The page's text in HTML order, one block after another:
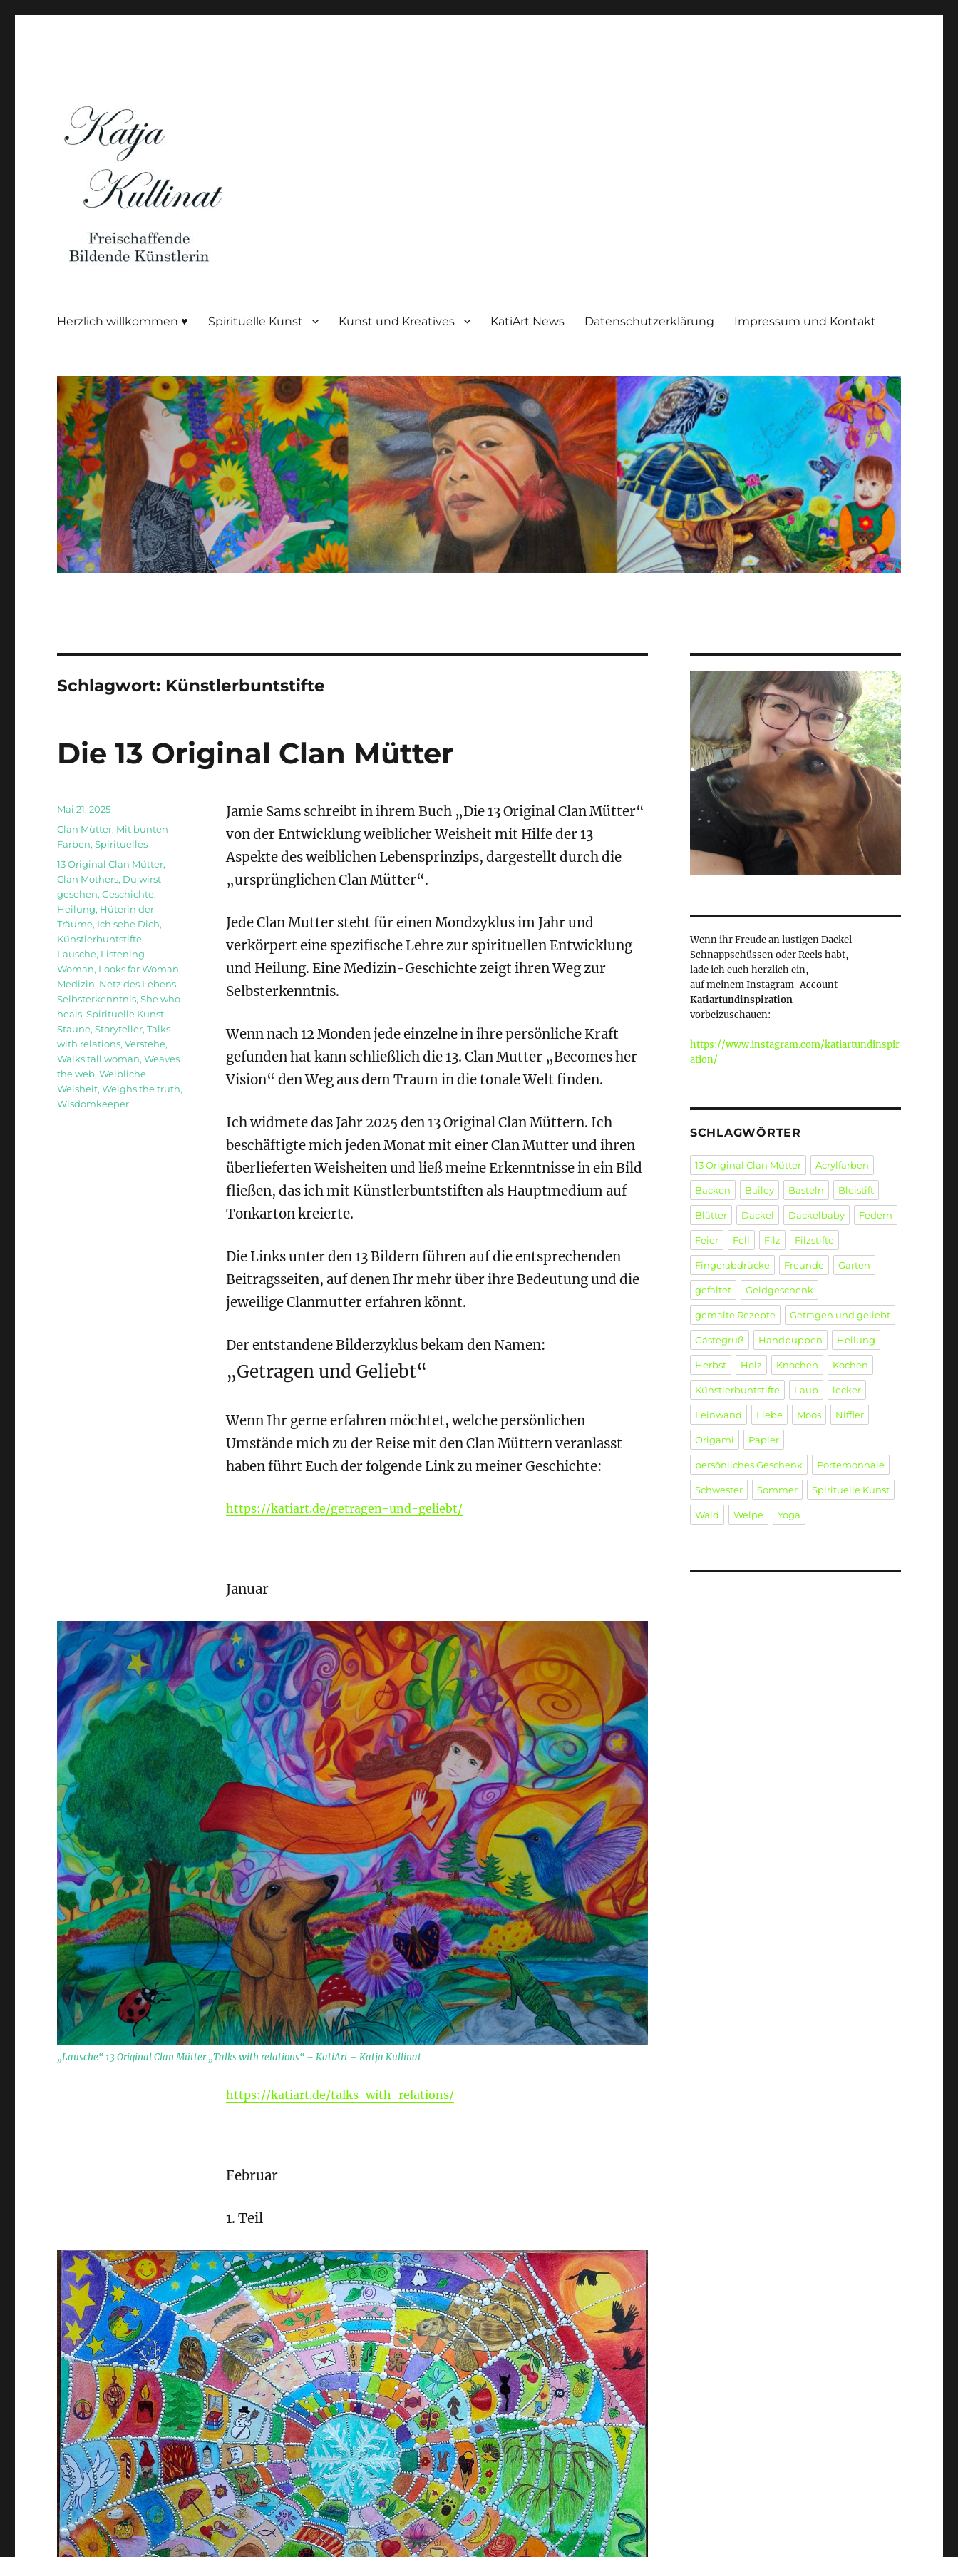
Herzlich willkommen ♥ Spirituelle Kunst Kunst und Kreatives KatiArt News Datenschutzerklärung Impressum und Kontakt
Schlagwort: Künstlerbuntstifte
Die 13 Original Clan Mütter
Jamie Sams schreibt in ihrem Buch „Die 13 Original Clan Mütter“
von der Entwicklung weiblicher Weisheit mit Hilfe der 13
Aspekte des weiblichen Lebensprinzips, dargestellt durch die
„ursprünglichen Clan Mütter“.
Jede Clan Mutter steht für einen Mondzyklus im Jahr und
verkörpert eine spezifische Lehre zur spirituellen Entwicklung
und Heilung. Eine Medizin-Geschichte zeigt ihren Weg zur
Selbsterkenntnis.
Wenn nach 12 Monden jede einzelne in ihre persönliche Kraft
gefunden hat kann schließlich die 13. Clan Mutter „Becomes her
Vision“ den Weg aus dem Traum in die tonale Welt finden.
Ich widmete das Jahr 2025 den 13 Original Clan Müttern. Ich
beschäftigte mich jeden Monat mit einer Clan Mutter und ihren
überlieferten Weisheiten und ließ meine Erkenntnisse in ein Bild
fließen, das ich mit Künstlerbuntstiften als Hauptmedium auf
Tonkarton kreierte.
Die Links unter den 13 Bildern führen auf die entsprechenden
Beitragsseiten, auf denen Ihr mehr über ihreBedeutungund die
jeweilige Clanmutter erfahren könnt.
Der entstandene Bilderzyklus bekam den Namen:
„Getragen und Geliebt“
Wenn Ihr gerne erfahren möchtet, welche persönlichen
Umstände mich zu der Reise mit den Clan Müttern veranlasst
haben führt Euch der folgende Link zu meiner Geschichte:
https://katiart.de/getragen-und-geliebt/
Januar
„Lausche“ 13 Original Clan Mütter „Talks with relations“ – KatiArt – Katja Kullinat
https://katiart.de/talks-with-relations/
Februar
1. Teil
Veröffentlicht
am
Mai 21, 2025
Kategorien
Clan Mütter, Mit bunten
Farben,Spirituelles
Schlagwörter
13 Original Clan Mütter,
Clan Mothers, Du wirst
gesehen,Geschichte,
Heilung, Hüterin der
Träume, Ich sehe Dich,
Künstlerbuntstifte,
Lausche, Listening
Woman, Looks far Woman,
Medizin, Netz des Lebens,
Selbsterkenntnis,She who
heals,Spirituelle Kunst,
Staune,Storyteller,Talks
with relations,Verstehe,
Walks tall woman,Weaves
the web,Weibliche
Weisheit,Weighs the truth,
Wisdomkeeper
Wenn ihr Freude an lustigen Dackel-
Schnappschüssen oder Reels habt,
lade ich euch herzlich ein,
auf meinem Instagram-Account
Katiartundinspiration
vorbeizuschauen:
https://www.instagram.com/katiartundinspir
ation/
SCHLAGWÖRTER
13 Original Clan Mütter Acrylfarben
Backen Bailey Basteln Bleistift
Blätter Dackel Dackelbaby Federn
Feier Fell Filz Filzstifte
Fingerabdrücke Freunde Garten
gefaltet Geldgeschenk
gemalte Rezepte Getragen und geliebt
Gästegruß Handpuppen Heilung
Herbst Holz Knochen Kochen
Künstlerbuntstifte Laub lecker
Leinwand Liebe Moos Niffler
Origami Papier
persönliches Geschenk Portemonnaie
Schwester Sommer Spirituelle Kunst
Wald Welpe Yoga